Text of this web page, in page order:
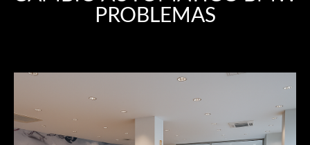
PROBLEMAS